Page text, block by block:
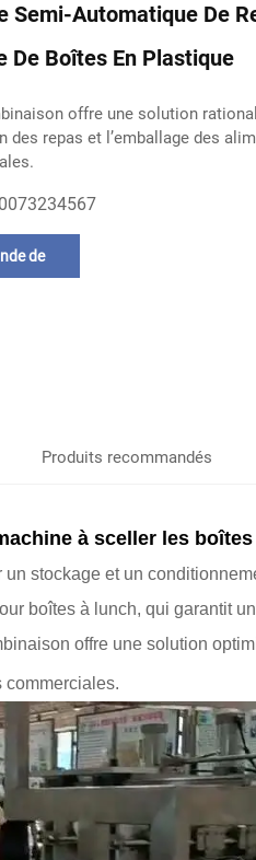
Semi-Automatique De
De Boîtes En Plastique
offre une solution
des repas et l’emballage des
de
Produits recommandés
à sceller les
un stockage et un
boîtes à lunch, qui garantit
offre une solution
commerciales.